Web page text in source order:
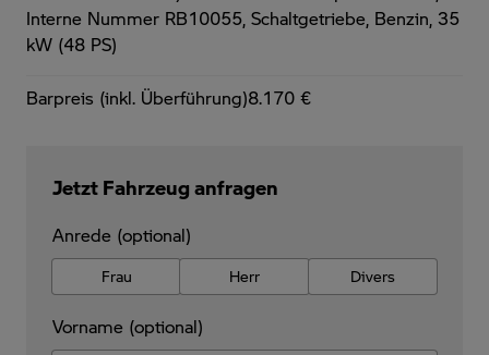
Interne Nummer RB10055, Schaltgetriebe, Benzin, 35
kW (48 PS)
Barpreis (inkl. Überführung)8.170 €
Jetzt Fahrzeug anfragen
Anrede (optional)
Frau Herr Divers
Vorname (optional)